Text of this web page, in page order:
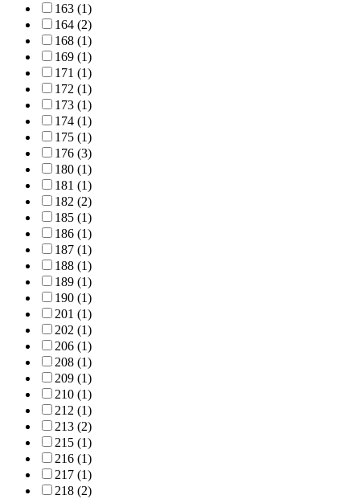
163 (1)
164 (2)
168 (1)
169 (1)
171 (1)
172 (1)
173 (1)
174 (1)
175 (1)
176 (3)
180 (1)
181 (1)
182 (2)
185 (1)
186 (1)
187 (1)
188 (1)
189 (1)
190 (1)
201 (1)
202 (1)
206 (1)
208 (1)
209 (1)
210 (1)
212 (1)
213 (2)
215 (1)
216 (1)
217 (1)
218 (2)